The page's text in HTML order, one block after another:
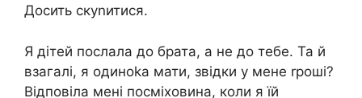
Досить скуnитися.
Я дітей послала до брата, а не до тебе. Та й
взагалі, я одиноkа мати, звідки у мене rроші?
Відповіла мені посміховина, коли я їй